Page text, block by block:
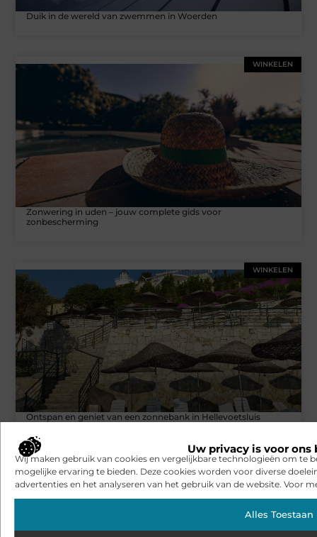
Uw privacy is voor
Wij maken gebruik van cookies en vergelijkbare technologieën om te
mogelijke ervaring te bieden. Deze cookies worden voor diverse
advertenties en het analyseren van het gebruik van de website. Voor
Alles Toestaan
Duik in de wereld van zwemmen in Woerden
WINKELEN
Zonwering in uden – jouw complete gids voor
zonbescherming
WINKELEN
Ontspan en geniet van een zonnebank in Hellevoetsluis
WINKELEN